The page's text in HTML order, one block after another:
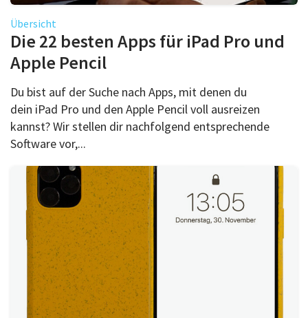
Übersicht
Die 22 besten Apps für iPad Pro und
Apple Pencil
Du bist auf der Suche nach Apps, mit denen du
dein iPad Pro und den Apple Pencil voll ausreizen
kannst? Wir stellen dir nachfolgend entsprechende
Software vor,...